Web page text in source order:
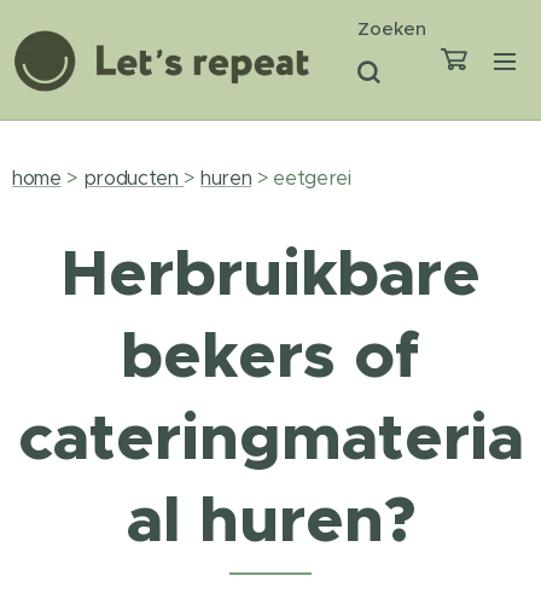
Zoeken
home > producten > huren > eetgerei
Herbruikbare
bekers of
cateringmateria
al huren?